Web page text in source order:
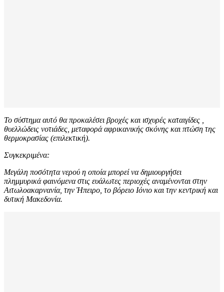
Το σύστημα αυτό θα προκαλέσει βροχές και ισχυρές καταιγίδες ,
θυελλώδεις νοτιάδες, μεταφορά αφρικανικής σκόνης και πτώση της
θερμοκρασίας (επιλεκτική).
Συγκεκριμένα:
Μεγάλη ποσότητα νερού η οποία μπορεί να δημιουργήσει
πλημμυρικά φαινόμενα στις ευάλωτες περιοχές αναμένονται στην
Αιτωλοακαρνανία, την Ήπειρο, το βόρειο Ιόνιο και την κεντρική και
δυτική Μακεδονία.